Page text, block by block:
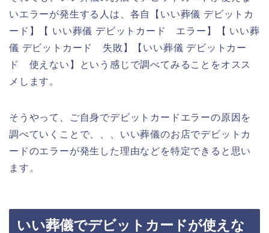
いエラーが発生する人は、各自【いい葬儀 デビットカ
ード】【 いい葬儀 デビットカード エラー】【 いい葬
儀 デビットカード 失敗】【いい葬儀 デビットカー
ド 使えない】という感じで調べてみることをオスス
メします。
そうやって、ご自身でデビットカードエラーの原因を
調べていくことで、、、いい葬儀のお店でデビットカ
ードのエラーが発生した理由などを特定できると思い
ます。
いい葬儀でデビットカードが使えな